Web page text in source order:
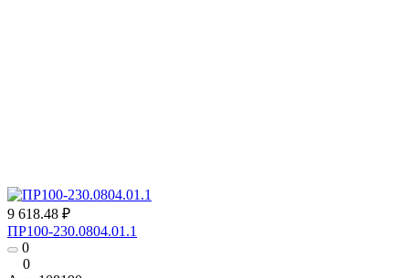
9 618.48 ₽
ПР100-230.0804.01.1
0
0